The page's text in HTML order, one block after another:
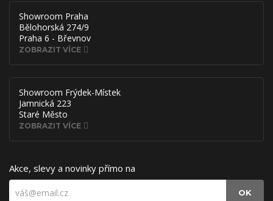
Showroom Praha
Bělohorská 274/9
Praha 6 - Břevnov
ZOBRAZIT VÍCE
Showroom Frýdek-Místek
Jamnická 223
Staré Město
ZOBRAZIT VÍCE
Akce, slevy a novinky přímo na
OK